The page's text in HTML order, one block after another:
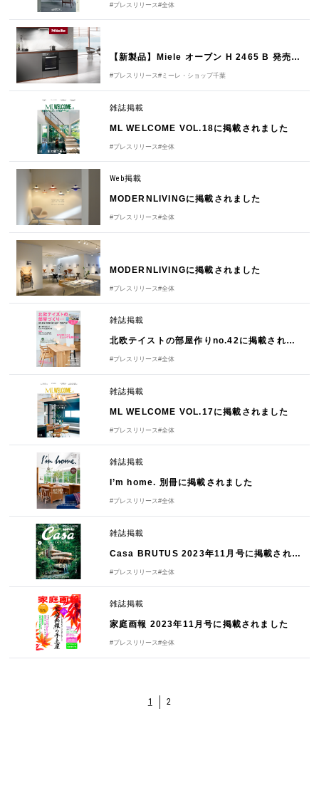
#プレスリリース #全体
【新製品】Miele オーブン H 2465 B 発売のご案内
#プレスリリース#ミーレ・ショップ千葉
雑誌掲載
ML WELCOME VOL.18に掲載されました
#プレスリリース #全体
Web掲載
MODERNLIVINGに掲載されました
#プレスリリース#全体
MODERNLIVINGに掲載されました
#プレスリリース #全体
雑誌掲載
北欧テイストの部屋作りno.42に掲載されました
#プレスリリース#全体
雑誌掲載
ML WELCOME VOL.17に掲載されました
#プレスリリース #全体
雑誌掲載
I’m home. 別冊に掲載されました
#プレスリリース#全体
雑誌掲載
Casa BRUTUS 2023年11月号に掲載されました
#プレスリリース #全体
雑誌掲載
家庭画報 2023年11月号に掲載されました
#プレスリリース#全体
1 2